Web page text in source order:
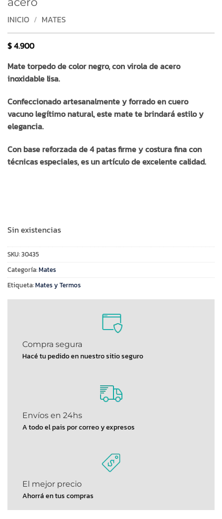
INICIO / MATES
$4.900
Mate torpedo de color negro, con virola de acero
inoxidable lisa.
Confeccionado artesanalmente y forrado en cuero
vacuno legítimo natural, este mate te brindará estilo y
elegancia.
Con base reforzada de 4 patas firme y costura fina con
técnicas especiales, es un artículo de excelente calidad.
Sin existencias
SKU:30435
Categoría:Mates
Etiqueta:Mates y Termos
Compra segura
Hacé tu pedido en nuestro sitio seguro
Envíos en 24hs
A todo el pais por correo y expresos
El mejor precio
Ahorrá en tus compras